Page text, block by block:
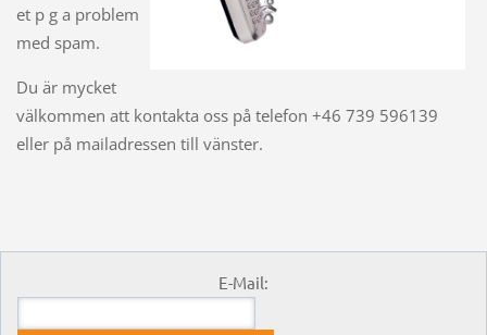
et p g a problem
med spam.
Du är mycket
välkommen att kontakta oss på telefon +46 739 596139
eller på mailadressen till vänster.
E-Mail: